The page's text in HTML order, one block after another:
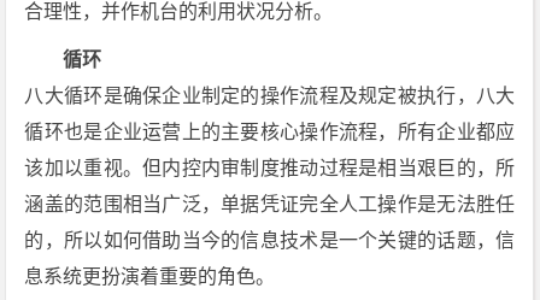
合理性，并作机台的利用状况分析。
循环
八大循环是确保企业制定的操作流程及规定被执行，八大
循环也是企业运营上的主要核心操作流程，所有企业都应
该加以重视。但内控内审制度推动过程是相当艰巨的，所
涵盖的范围相当广泛，单据凭证完全人工操作是无法胜任
的，所以如何借助当今的信息技术是一个关键的话题，信
息系统更扮演着重要的角色。